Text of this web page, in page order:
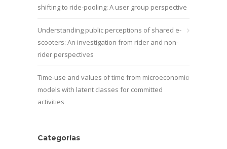
shifting to ride-pooling: A user group perspective
Understanding public perceptions of shared e-
scooters: An investigation from rider and non-
rider perspectives
Time-use and values of time from microeconomic
models with latent classes for committed
activities
Categorías